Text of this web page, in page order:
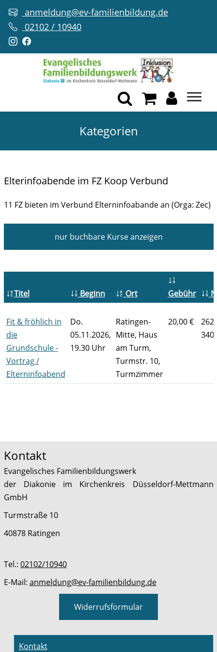
anmeldung@ev-familienbildung.de
02102 / 10940
Kategorien
Elterinfoabende im FZ Koop Verbund
11 FZ bieten im Verbund Elterninfoabande an (Orga: Zec)
nur buchbareKurse anzeigen
Titel Beginn Ort Gebühr
Fit & fröhlich in
die
Grundschule -
Vortrag /
Elterninfoabend
Do.
05.11.2026,
19.30 Uhr
Ratingen-
Mitte, Haus
am Turm,
Turmstr. 10,
Turmzimmer
20,00 €
262-
Kontakt
Evangelisches Familienbildungswerk
der Diakonie im Kirchenkreis Düsseldorf-Mettmann
GmbH
Turmstraße 10
40878 Ratingen
Tel.: 02102/10940
E-Mail: anmeldung@ev-familienbildung.de
Widerrufsformular
Kontakt